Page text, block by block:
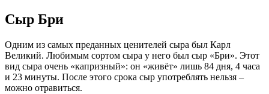
Сыр Бри
Одним из самых преданных ценителей сыра был Карл
Великий. Любимым сортом сыра у него был сыр «Бри». Этот
вид сыра очень «капризный»: он «живёт» лишь 84 дня, 4 часа
и 23 минуты. После этого срока сыр употреблять нельзя –
можно отравиться.